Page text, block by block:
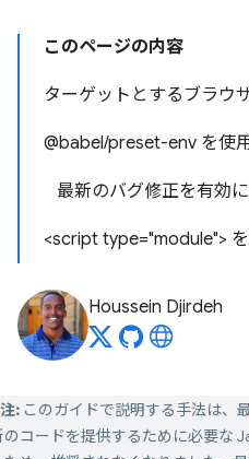
このページの内容
ターゲットとするブラウ
@babel/preset-env を使
最新のバグ修正を有効
<script type="module">
Houssein Djirdeh
注: このガイドで説明する手法は、
のコードを提供するために必要な